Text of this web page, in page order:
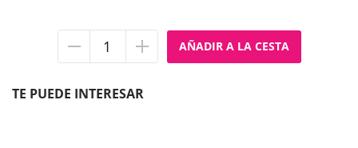
TE PUEDE INTERESAR